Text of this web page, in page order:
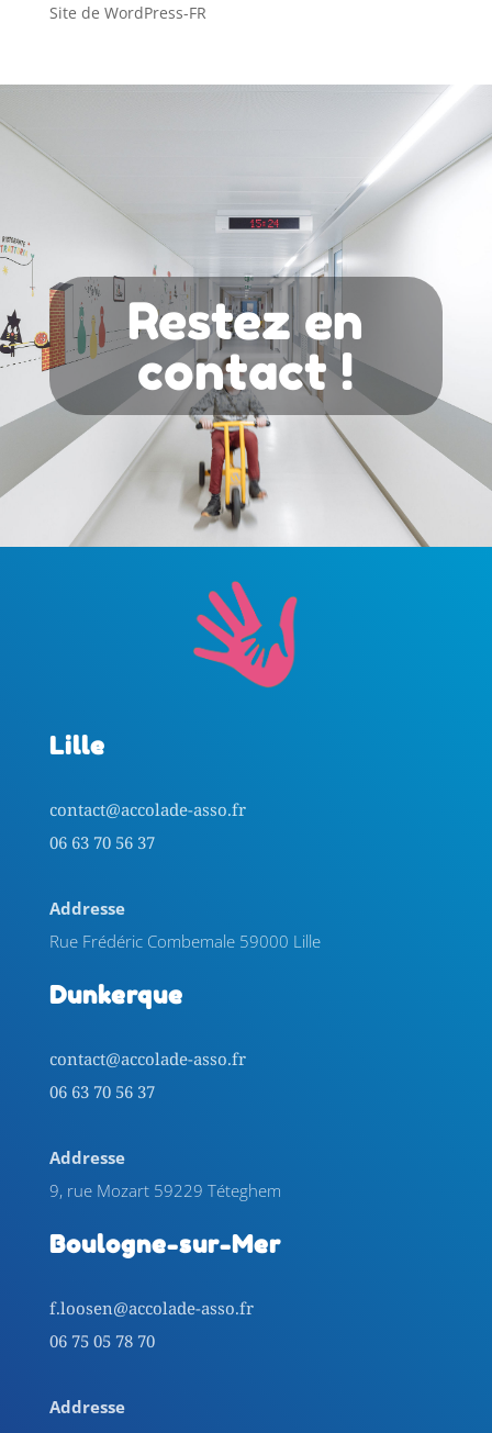
Site de WordPress-FR
Restez en
contact !
Lille
contact@accolade-asso.fr
06 63 70 56 37
Addresse
Rue Frédéric Combemale 59000 Lille
Dunkerque
contact@accolade-asso.fr
06 63 70 56 37
Addresse
9, rue Mozart 59229 Téteghem
Boulogne-sur-Mer
f.loosen@accolade-asso.fr
06 75 05 78 70
Addresse